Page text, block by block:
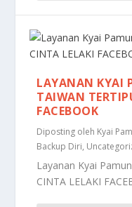
LAYANAN KYAI
TAIWAN
FACEBOOK
Diposting oleh Kyai
Backup Diri,
Layanan Kyai
CINTA LELAKI